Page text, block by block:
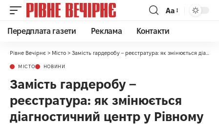
Аа
Передплата газети Реклама Контакти
Рівне Вечірнє > Місто > Замість гардеробу – реєстратура: як змінюється діагностичний центр у Рівному
МІСТО НОВИНИ
Замість гардеробу –
реєстратура: як змінюється
діагностичний центр у Рівному